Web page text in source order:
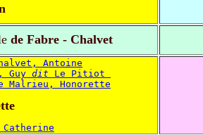
de Fabre - Chalvet
Antoine
Guy dit Le Pitiot
Malrieu, Honorette